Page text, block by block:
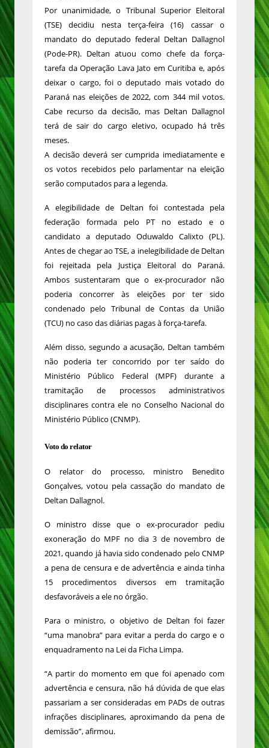
Por unanimidade, o Tribunal Superior Eleitoral
(TSE) decidiu nesta terça-feira (16) cassar o
mandato do deputado federal Deltan Dallagnol
(Pode-PR). Deltan atuou como chefe da força-
tarefa da Operação Lava Jato em Curitiba e, após
deixar o cargo, foi o deputado mais votado do
Paraná nas eleições de 2022, com 344 mil votos.
Cabe recurso da decisão, mas Deltan Dallagnol
terá de sair do cargo eletivo, ocupado há três
meses.
A decisão deverá ser cumprida imediatamente e
os votos recebidos pelo parlamentar na eleição
serão computados para a legenda.
A elegibilidade de Deltan foi contestada pela
federação formada pelo PT no estado e o
candidato a deputado Oduwaldo Calixto (PL).
Antes de chegar ao TSE, a inelegibilidade de Deltan
foi rejeitada pela Justiça Eleitoral do Paraná.
Ambos sustentaram que o ex-procurador não
poderia concorrer às eleições por ter sido
condenado pelo Tribunal de Contas da União
(TCU) no caso das diárias pagas à força-tarefa.
Além disso, segundo a acusação, Deltan também
não poderia ter concorrido por ter saído do
Ministério Público Federal (MPF) durante a
tramitação de processos administrativos
disciplinares contra ele no Conselho Nacional do
Ministério Público (CNMP).
Voto do relator
O relator do processo, ministro Benedito
Gonçalves, votou pela cassação do mandato de
Deltan Dallagnol.
O ministro disse que o ex-procurador pediu
exoneração do MPF no dia 3 de novembro de
2021, quando já havia sido condenado pelo CNMP
a pena de censura e de advertência e ainda tinha
15 procedimentos diversos em tramitação
desfavoráveis a ele no órgão.
Para o ministro, o objetivo de Deltan foi fazer
“uma manobra” para evitar a perda do cargo e o
enquadramento na Lei da Ficha Limpa.
“A partir do momento em que foi apenado com
advertência e censura, não há dúvida de que elas
passariam a ser consideradas em PADs de outras
infrações disciplinares, aproximando da pena de
demissão”, afirmou.